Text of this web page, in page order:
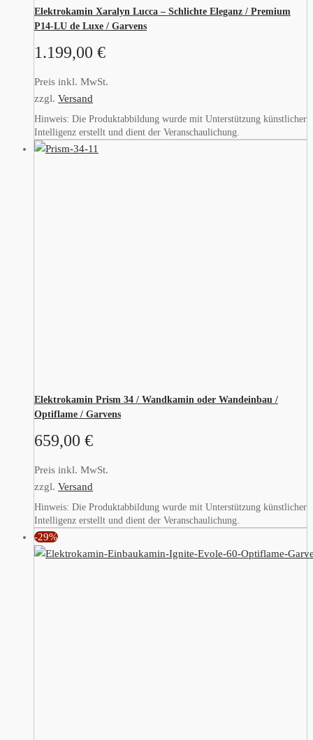
Elektrokamin Xaralyn Lucca – Schlichte Eleganz / Premium
P14-LU de Luxe / Garvens
1.199,00 €
Preis inkl. MwSt.
zzgl. Versand
Hinweis: Die Produktabbildung wurde mit Unterstützung künstlicher
Intelligenz erstellt und dient der Veranschaulichung.
Elektrokamin Prism 34 / Wandkamin oder Wandeinbau /
Optiflame / Garvens
659,00 €
Preis inkl. MwSt.
zzgl. Versand
Hinweis: Die Produktabbildung wurde mit Unterstützung künstlicher
Intelligenz erstellt und dient der Veranschaulichung.
-29%